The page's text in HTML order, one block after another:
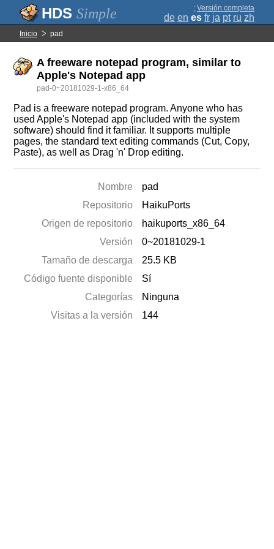
Simple ; Versión completa
de en es fr ja pt ru zh
Inicio pad
A freeware notepad program, similar to
Apple's Notepad app
pad-0~20181029-1-x86_64
Pad is a freeware notepad program. Anyone who has
used Apple's Notepad app (included with the system
software) should find it familiar. It supports multiple
pages, the standard text editing commands (Cut, Copy,
Paste), as well as Drag 'n' Drop editing.
Nombre
pad
Repositorio
HaikuPorts
Origen de repositorio
haikuports_x86_64
Versión
0~20181029-1
Tamaño de descarga
25.5 KB
Código fuente disponible
Sí
Categorías
Ninguna
Visitas a la versión
144